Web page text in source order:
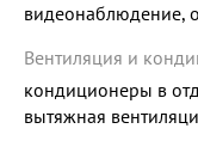
видеонаблюдение,
Вентиляция и
кондиционеры в
вытяжная